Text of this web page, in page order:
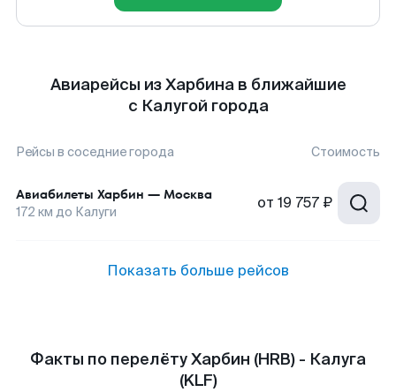
Авиарейсы из Харбина в ближайшие
с Калугой города
Рейсы в соседние города Стоимость
Авиабилеты Харбин — Москва
172 км до Калуги от 19 757 ₽
Показать больше рейсов
Факты по перелёту Харбин (HRB) - Калуга
(KLF)